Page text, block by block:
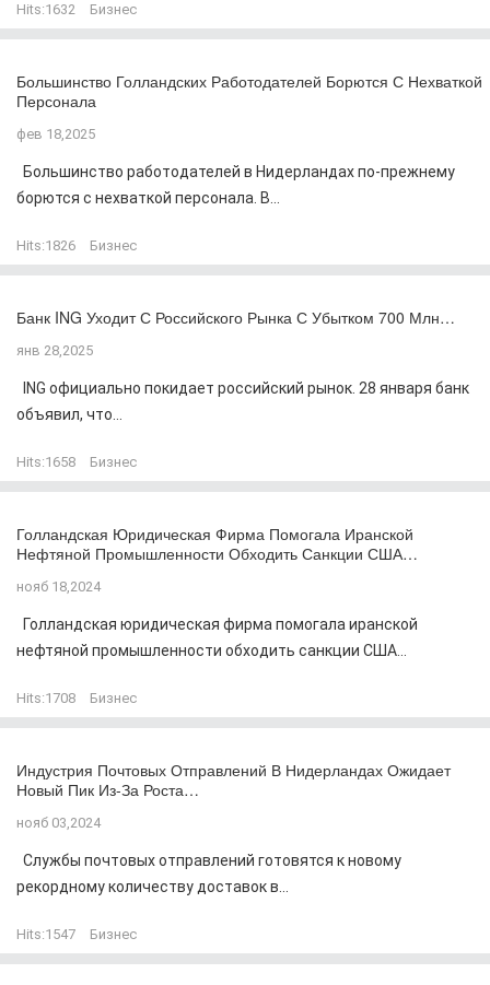
Hits:1632 Бизнес
Большинство Голландских Работодателей Борются С Нехваткой
Персонала
фев 18,2025
Большинство работодателей в Нидерландах по-прежнему
борются с нехваткой персонала. В...
Hits:1826 Бизнес
Банк ING Уходит С Российского Рынка С Убытком 700 Млн…
янв 28,2025
ING официально покидает российский рынок. 28 января банк
объявил, что...
Hits:1658 Бизнес
Голландская Юридическая Фирма Помогала Иранской
Нефтяной Промышленности Обходить Санкции США…
нояб 18,2024
Голландская юридическая фирма помогала иранской
нефтяной промышленности обходить санкции США...
Hits:1708 Бизнес
Индустрия Почтовых Отправлений В Нидерландах Ожидает
Новый Пик Из-За Роста…
нояб 03,2024
Службы почтовых отправлений готовятся к новому
рекордному количеству доставок в...
Hits:1547 Бизнес